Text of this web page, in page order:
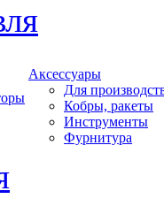
Аксессуары
Для
Кобры, ракеты
Инструменты
Фурнитура